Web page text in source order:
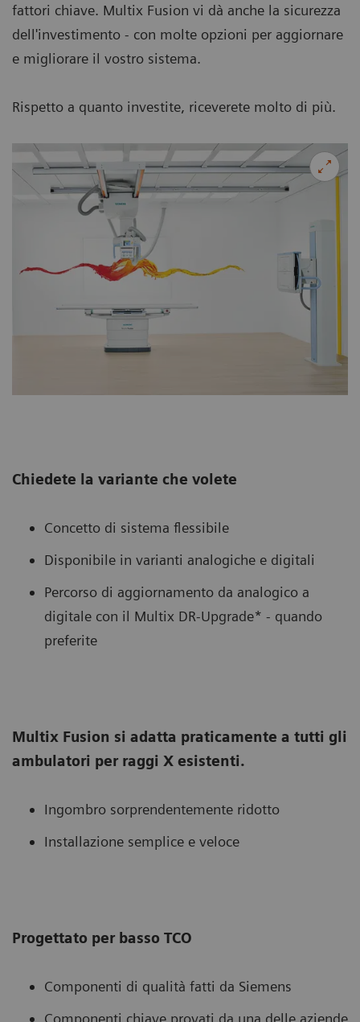
fattori chiave. Multix Fusion vi dà anche la sicurezza
dell'investimento - con molte opzioni per aggiornare
e migliorare il vostro sistema.
Rispetto a quanto investite, riceverete molto di più.
Chiedete la variante che volete
Concetto di sistema flessibile
Disponibile in varianti analogiche e digitali
Percorso di aggiornamento da analogico a
digitale con il Multix DR-Upgrade* - quando
preferite
Multix Fusion si adatta praticamente a tutti gli
ambulatori per raggi X esistenti.
Ingombro sorprendentemente ridotto
Installazione semplice e veloce
Progettato per basso TCO
Componenti di qualità fatti da Siemens